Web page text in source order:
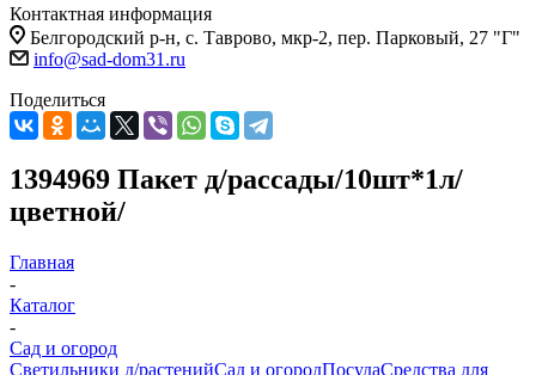
Контактная информация
Белгородский р-н, с. Таврово, мкр-2, пер. Парковый, 27 "Г"
info@sad-dom31.ru
Поделиться
1394969 Пакет д/рассады/10шт*1л/
цветной/
Главная
-
Каталог
-
Сад и огород
Светильники д/растенийСад и огородПосудаСредства для